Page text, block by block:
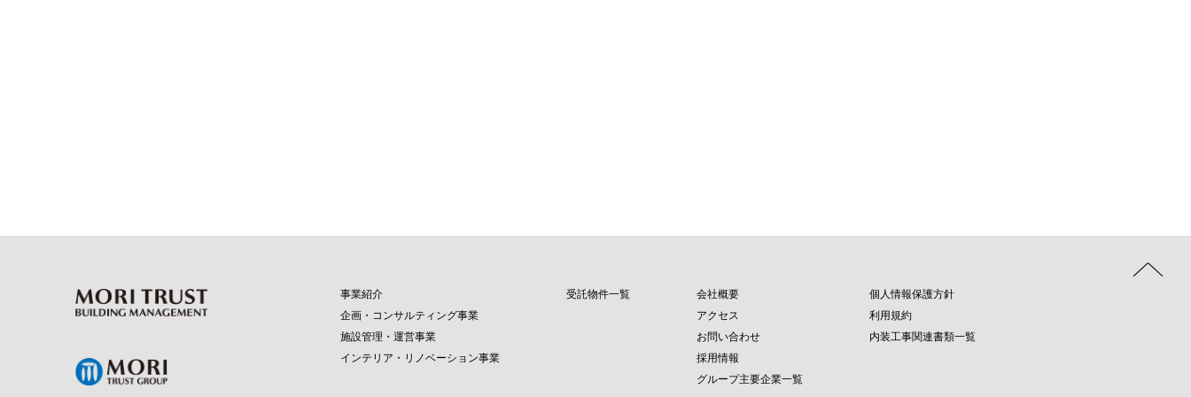
事業紹介
企画・コンサルティング事業
施設管理・運営事業
インテリア・リノベーション事業
受託物件一覧
会社概要
アクセス
お問い合わせ
採用情報
グループ主要企業一覧
個人情報保護方針
利用規約
内装工事関連書類一覧